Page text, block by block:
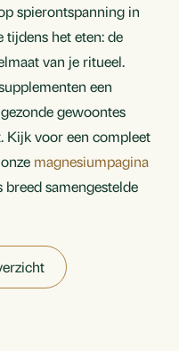
spierontspanning in
tijdens het eten: de
van je ritueel.
een
gewoontes
Kijk voor een compleet
magnesiumpagina
samengestelde